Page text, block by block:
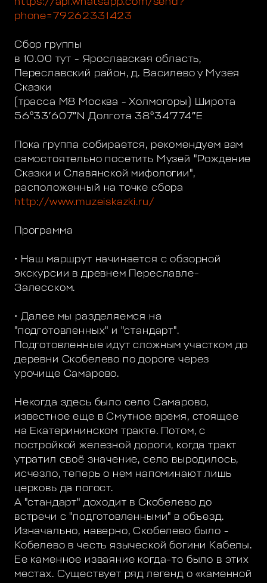
https://api.whatsapp.com/send?
phone=79262331423
Сбор группы
в 10.00 тут - Ярославская область,
Переславский район, д. Василево у Музея
Сказки
(трасса М8 Москва - Холмогоры) Широта
56°33′607″N Долгота 38°34′774″E
Пока группа собирается, рекомендуем вам
самостоятельно посетить Музей "Рождение
Сказки и Славянской мифологии",
расположенный на точке сбора
http://www.muzeiskazki.ru/
Программа
• Наш маршрут начинается с обзорной
экскурсии в древнем Переславле-
Залесском.
• Далее мы разделяемся на
"подготовленных" и "стандарт".
Подготовленные идут сложным участком до
деревни Скобелево по дороге через
урочище Самарово.
Некогда здесь было село Самарово,
известное еще в Смутное время, стоящее
на Екатерининском тракте. Потом, с
постройкой железной дороги, когда тракт
утратил своё значение, село выродилось,
исчезло, теперь о нем напоминают лишь
церковь да погост.
А "стандарт" доходит в Скобелево до
встречи с "подготовленными" в объезд.
Изначально, наверно, Скобелево было -
Кобелево в честь языческой богини Кабелы.
Ее каменное изваяние когда-то было в этих
местах. Существует ряд легенд о «каменной